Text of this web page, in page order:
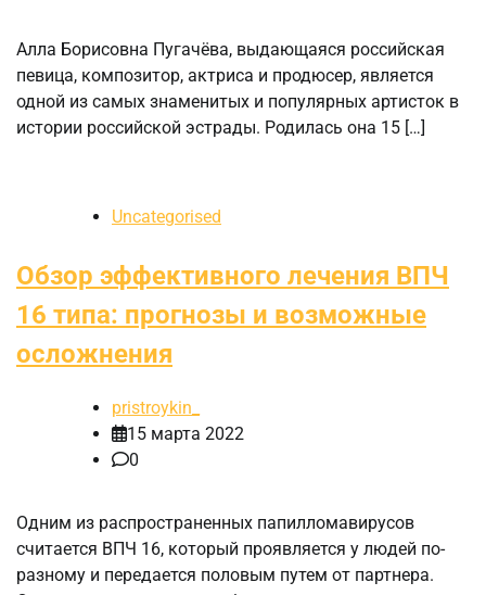
Алла Борисовна Пугачёва, выдающаяся российская
певица, композитор, актриса и продюсер, является
одной из самых знаменитых и популярных артисток в
истории российской эстрады. Родилась она 15 […]
Uncategorised
Обзор эффективного лечения ВПЧ
16 типа: прогнозы и возможные
осложнения
pristroykin_
15 марта 2022
0
Одним из распространенных папилломавирусов
считается ВПЧ 16, который проявляется у людей по-
разному и передается половым путем от партнера.